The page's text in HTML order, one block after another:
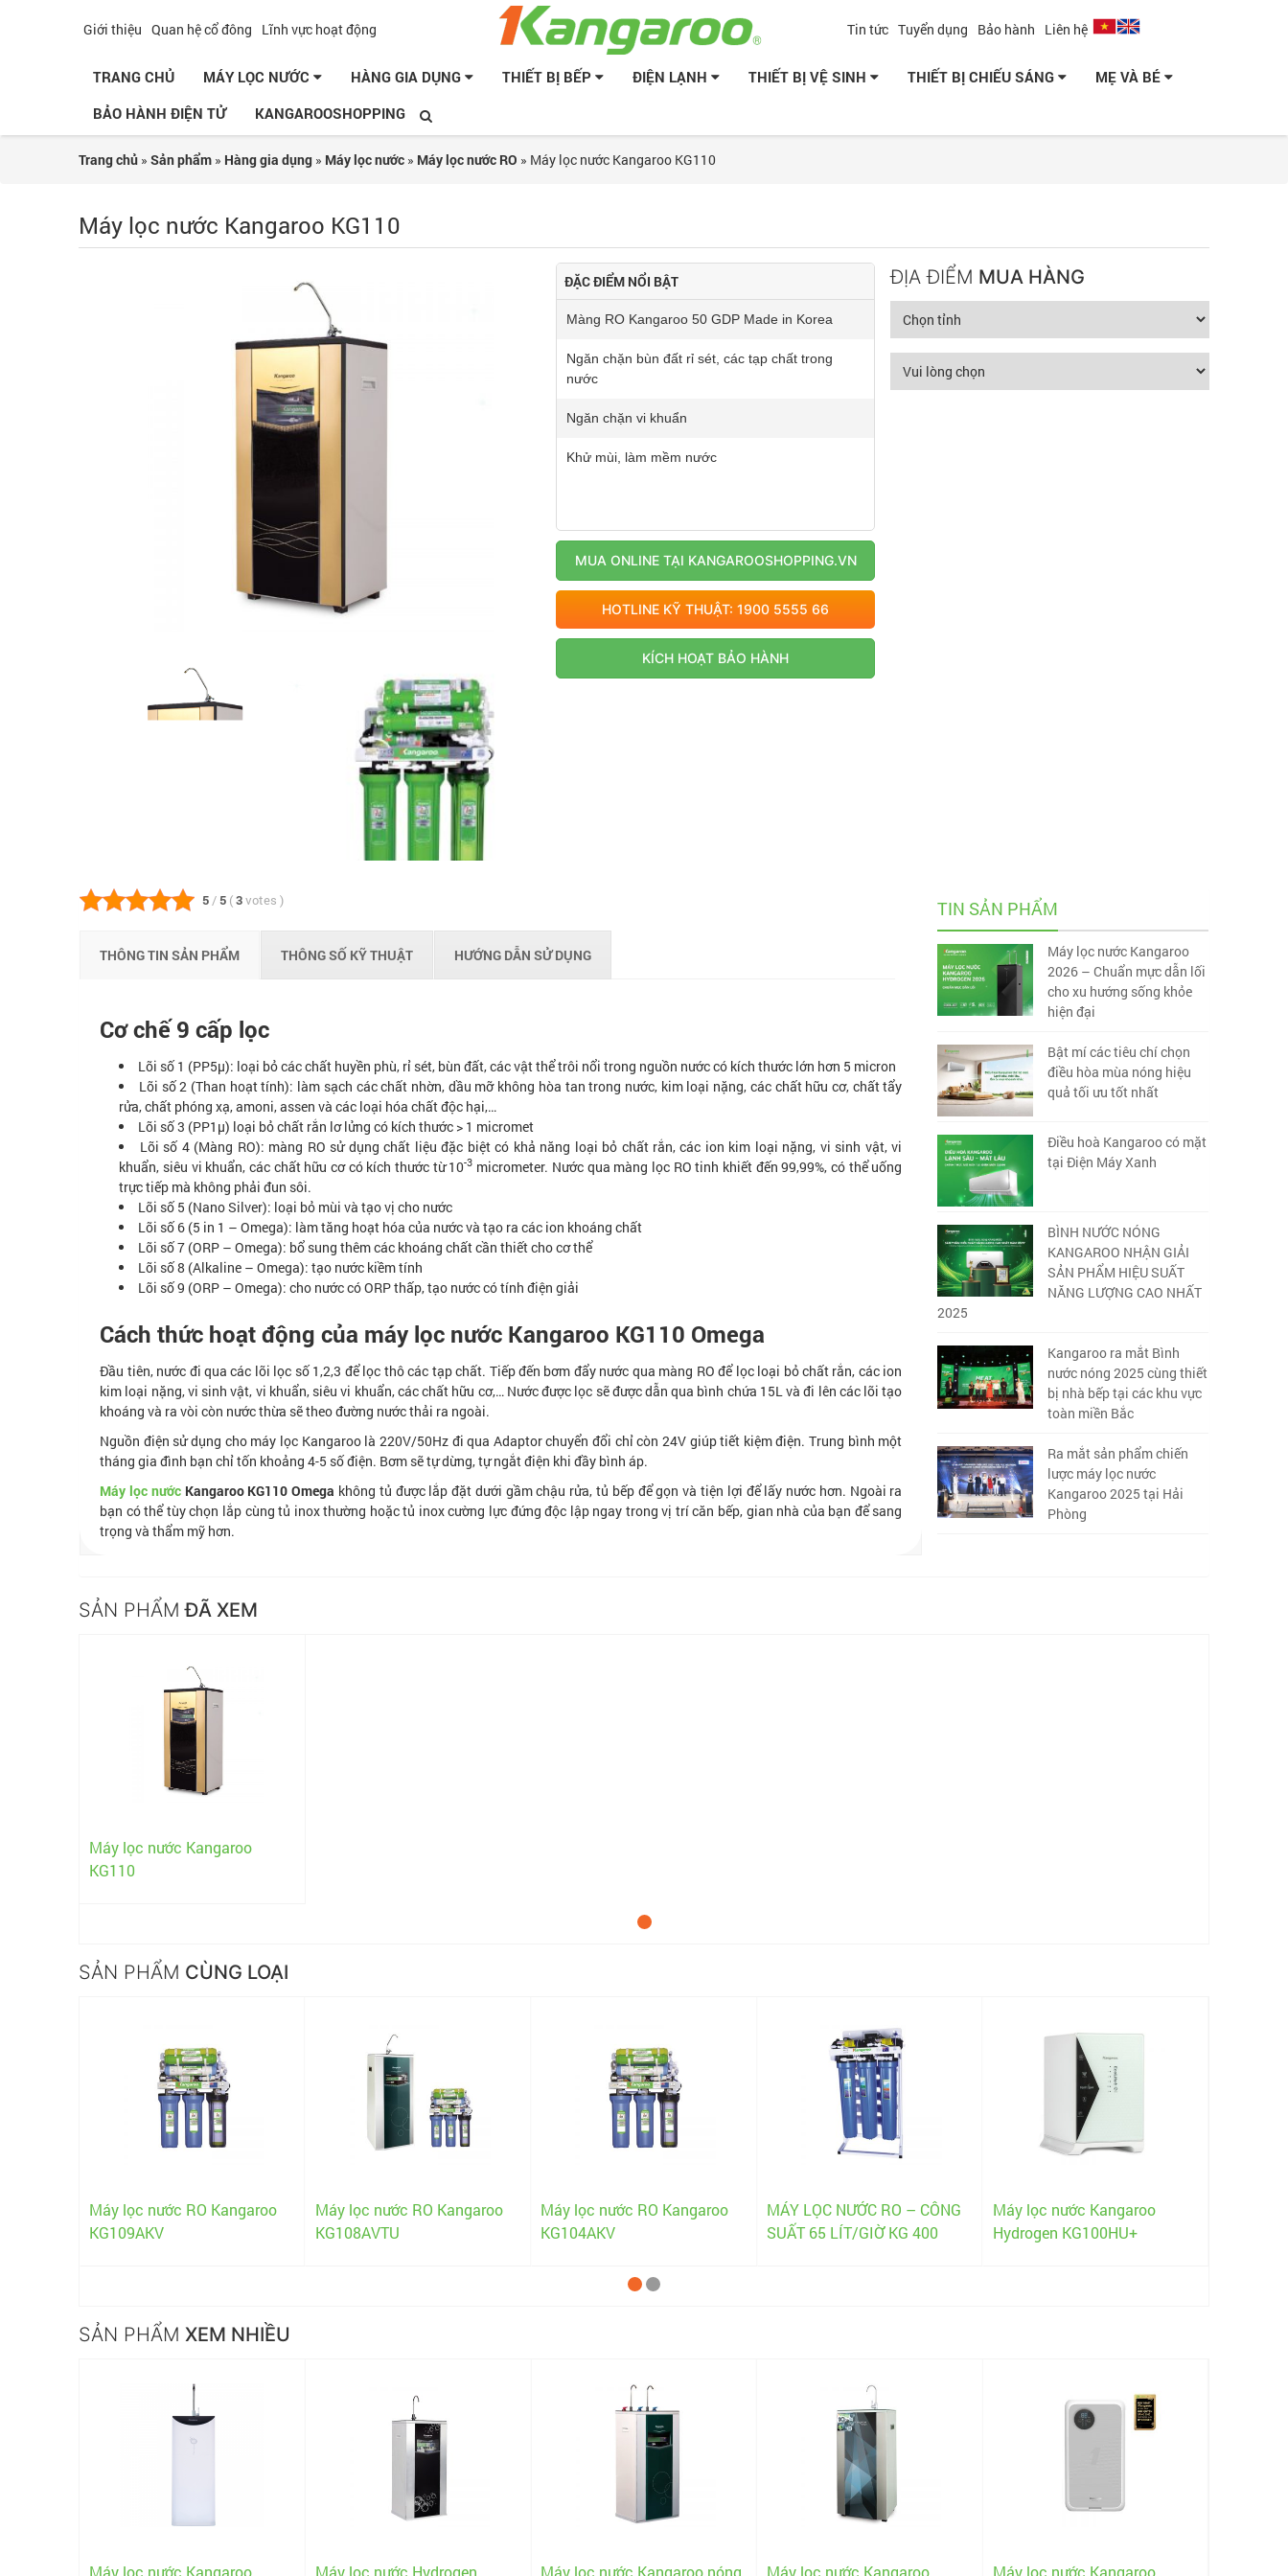
Giới thiệu Quan hệ cổ đông Lĩnh vực hoạt động Tin tức Tuyển dụng Bảo hành Liên hệ
TRANG CHỦ MÁY LỌC NƯỚC HÀNG GIA DỤNG THIẾT BỊ BẾP ĐIỆN LẠNH THIẾT BỊ VỆ SINH THIẾT BỊ CHIẾU SÁNG
MẸ VÀ BÉ
BẢO HÀNH ĐIỆN TỬ
KANGAROOSHOPPING
Trang chủ »Sản phẩm » Hàng gia dụng » Máy lọc nước » Máy lọc nước RO » Máy lọc nước Kangaroo KG110
Máy lọc nước Kangaroo KG110
ĐẶC ĐIỂM NỔI BẬT
Màng RO Kangaroo 50 GDP Made in Korea
Ngăn chặn bùn đất rỉ sét, các tạp chất trong
nước
Ngăn chặn vi khuẩn
Khử mùi, làm mềm nước
MUA ONLINE TẠI KANGAROOSHOPPING.VN
HOTLINE KỸ THUẬT: 1900 5555 66
KÍCH HOẠT BẢO HÀNH
ĐỊA ĐIỂM MUA HÀNG
5 / 5 ( 3 votes )
THÔNG TIN SẢN PHẨM THÔNG SỐ KỸ THUẬT HƯỚNG DẪN SỬ DỤNG
Cơ chế 9 cấp lọc
Lõi số 1 (PP5µ): loại bỏ các chất huyền phù, rỉ sét, bùn đất, các vật thể trôi nổi trong nguồn nước có kích thước lớn hơn 5 micron
Lõi số 2 (Than hoạt tính): làm sạch các chất nhờn, dầu mỡ không hòa tan trong nước, kim loại nặng, các chất hữu cơ, chất tẩy
rửa, chất phóng xạ, amoni, assen và các loại hóa chất độc hại,…
Lõi số 3 (PP1µ) loại bỏ chất rắn lơ lửng có kích thước > 1 micromet
Lõi số 4 (Màng RO): màng RO sử dụng chất liệu đặc biệt có khả năng loại bỏ chất rắn, các ion kim loại nặng, vi sinh vật, vi
khuẩn, siêu vi khuẩn, các chất hữu cơ có kích thước từ 10­-3 micrometer. Nước qua màng lọc RO tinh khiết đến 99,99%, có thể uống
trực tiếp mà không phải đun sôi.
Lõi số 5 (Nano Silver): loại bỏ mùi và tạo vị cho nước
Lõi số 6 (5 in 1 – Omega): làm tăng hoạt hóa của nước và tạo ra các ion khoáng chất
Lõi số 7 (ORP – Omega): bổ sung thêm các khoáng chất cần thiết cho cơ thể
Lõi số 8 (Alkaline – Omega): tạo nước kiềm tính
Lõi số 9 (ORP – Omega): cho nước có ORP thấp, tạo nước có tính điện giải
Cách thức hoạt động của máy lọc nước Kangaroo KG110 Omega
Đầu tiên, nước đi qua các lõi lọc số 1,2,3 để lọc thô các tạp chất. Tiếp đến bơm đẩy nước qua màng RO để lọc loại bỏ chất rắn, các ion
kim loại nặng, vi sinh vật, vi khuẩn, siêu vi khuẩn, các chất hữu cơ,… Nước được lọc sẽ được dẫn qua bình chứa 15L và đi lên các lõi tạo
khoáng và ra vòi còn nước thừa sẽ theo đường nước thải ra ngoài.
Nguồn điện sử dụng cho máy lọc Kangaroo là 220V/50Hz đi qua Adaptor chuyển đổi chỉ còn 24V giúp tiết kiệm điện. Trung bình một
tháng gia đình bạn chỉ tốn khoảng 4-5 số điện. Bơm sẽ tự dừng, tự ngắt điện khi đầy bình áp.
Máy lọc nướcKangaroo KG110Omega không tủ được lắp đặt dưới gầm chậu rửa, tủ bếp để gọn và tiện lợi để lấy nước hơn. Ngoài ra
bạn có thể tùy chọn lắp cùng tủ inox thường hoặc tủ inox cường lực đứng độc lập ngay trong vị trí căn bếp, gian nhà của bạn để sang
trọng và thẩm mỹ hơn.
TIN SẢN PHẨM
Máy lọc nước Kangaroo
2026 – Chuẩn mực dẫn lối
cho xu hướng sống khỏe
hiện đại
Bật mí các tiêu chí chọn
điều hòa mùa nóng hiệu
quả tối ưu tốt nhất
Điều hoà Kangaroo có mặt
tại Điện Máy Xanh
BÌNH NƯỚC NÓNG
KANGAROO NHẬN GIẢI
SẢN PHẨM HIỆU SUẤT
NĂNG LƯỢNG CAO NHẤT
2025
Kangaroo ra mắt Bình
nước nóng 2025 cùng thiết
bị nhà bếp tại các khu vực
toàn miền Bắc
Ra mắt sản phẩm chiến
lược máy lọc nước
Kangaroo 2025 tại Hải
Phòng
SẢN PHẨM ĐÃ XEM
Máy lọc nước Kangaroo
KG110
SẢN PHẨM CÙNG LOẠI
Máy lọc nước RO Kangaroo
KG109AKV
Máy lọc nước RO Kangaroo
KG108AVTU
Máy lọc nước RO Kangaroo
KG104AKV
MÁY LỌC NƯỚC RO – CÔNG
SUẤT 65 LÍT/GIỜ KG 400
Máy lọc nước Kangaroo
Hydrogen KG100HU+
SẢN PHẨM XEM NHIỀU